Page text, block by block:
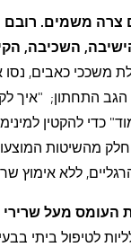
צרה משמים. רובם
השכיבה,
משככי כאבים,
התחתון; "איך
כדי להקטין
מהשיטות
ללא אימוץ
לטיפול ביתי